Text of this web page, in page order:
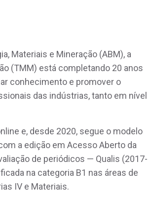
Materiais e Mineração (ABM), a
(TMM) está completando 20 anos
conhecimento e promover o
das indústrias, tanto em nível
e, desde 2020, segue o modelo
a edição em Acesso Aberto da
de periódicos — Qualis (2017-
na categoria B1 nas áreas de
IV e Materiais.